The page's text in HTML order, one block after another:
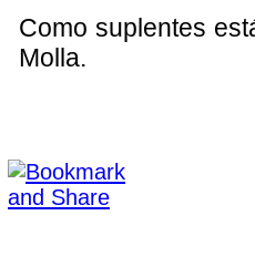
Como suplentes
Molla.